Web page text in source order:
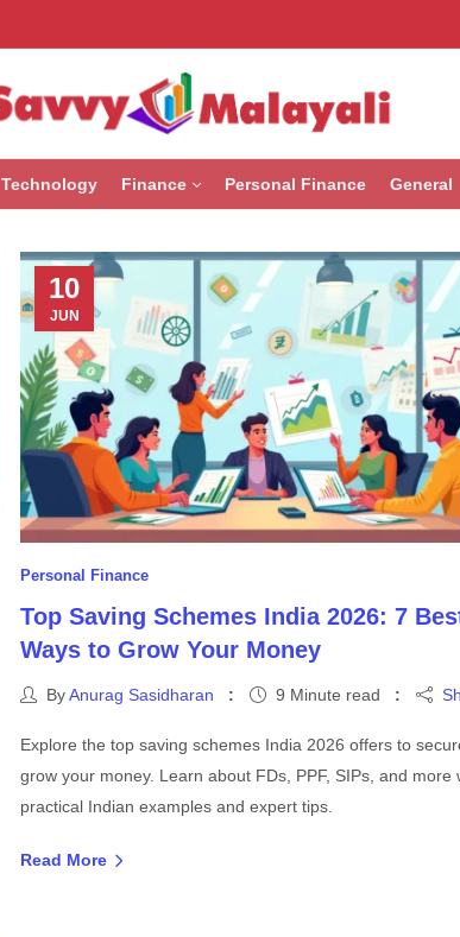
Technology Finance Personal Finance General
10
JUN
Personal Finance
Top Saving Schemes India 2026: 7
Ways to Grow Your Money
ByAnurag Sasidharan 9 Minute read
Explore the top saving schemes India 2026 offers to
grow your money. Learn about FDs, PPF, SIPs, and more
practical Indian examples and expert tips.
Read More